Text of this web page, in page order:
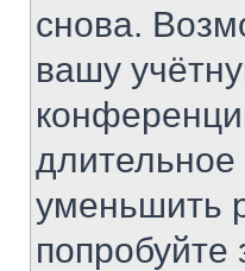
снова.
вашу
уменьшить
попробуйте